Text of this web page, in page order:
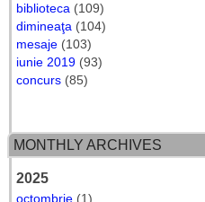
biblioteca (109)
dimineaţa (104)
mesaje (103)
iunie 2019 (93)
concurs (85)
MONTHLY ARCHIVES
2025
octombrie (1)